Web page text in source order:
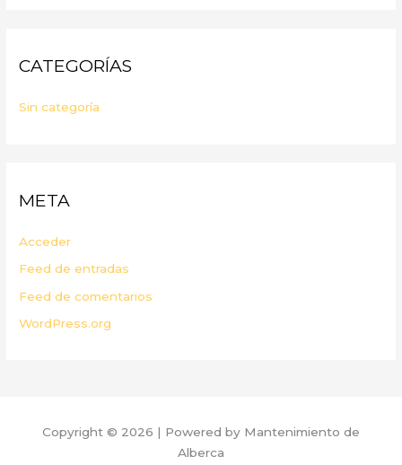
CATEGORÍAS
Sin categoría
META
Acceder
Feed de entradas
Feed de comentarios
WordPress.org
Copyright © 2026 | Powered by Mantenimiento de
Alberca